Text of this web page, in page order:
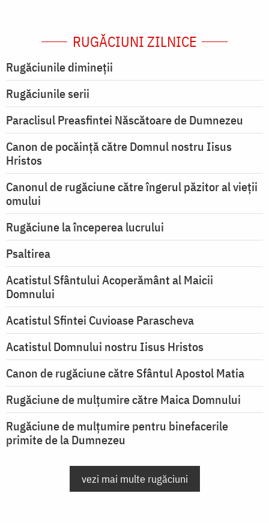
RUGĂCIUNI ZILNICE
Rugăciunile dimineții
Rugăciunile serii
Paraclisul Preasfintei Născătoare de Dumnezeu
Canon de pocăință către Domnul nostru Iisus
Hristos
Canonul de rugăciune către îngerul păzitor al vieții
omului
Rugăciune la începerea lucrului
Psaltirea
Acatistul Sfântului Acoperământ al Maicii
Domnului
Acatistul Sfintei Cuvioase Parascheva
Acatistul Domnului nostru Iisus Hristos
Canon de rugăciune către Sfântul Apostol Matia
Rugăciune de mulţumire către Maica Domnului
Rugăciune de mulțumire pentru binefacerile
primite de la Dumnezeu
vezi mai multe rugăciuni